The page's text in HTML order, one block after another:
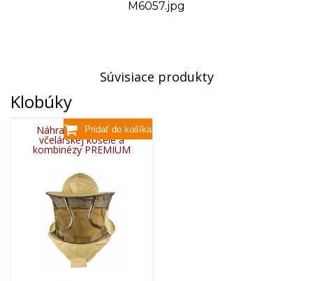
M6057.jpg
Súvisiace produkty
Klobúky
Náhradný klobúk do
včelárskej košele a
kombinézy PREMIUM